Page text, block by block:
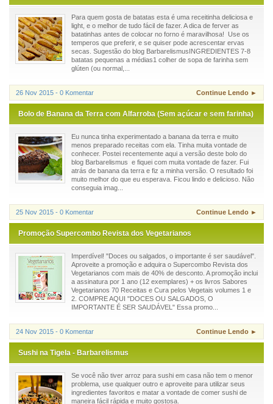
Para quem gosta de batatas esta é uma receitinha deliciosa e
light, e o melhor de tudo fácil de fazer. A dica de ferver as
batatinhas antes de colocar no forno é maravilhosa! Use os
temperos que preferir, e se quiser pode acrescentar ervas
secas. Sugestão do blog BarbarelismusINGREDIENTES 7-8
batatas pequenas a médias1 colher de sopa de farinha sem
glúten (ou normal,...
26 Nov 2015 - 0 Komentar Continue Lendo ►
Bolo de Banana da Terra com Alfarroba (Sem açúcar e sem farinha)
Eu nunca tinha experimentado a banana da terra e muito
menos preparado receitas com ela. Tinha muita vontade de
conhecer. Postei recentemente aqui a versão deste bolo do
blog Barbarelismus e fiquei com muita vontade de fazer. Fui
atrás de banana da terra e fiz a minha versão. O resultado foi
muito melhor do que eu esperava. Ficou lindo e delicioso. Não
conseguia imag...
25 Nov 2015 - 0 Komentar Continue Lendo ►
Promoção Supercombo Revista dos Vegetarianos
Imperdível! "Doces ou salgados, o importante é ser saudável".
Aproveite a promoção e adquira o Supercombo Revista dos
Vegetarianos com mais de 40% de desconto. A promoção inclui
a assinatura por 1 ano (12 exemplares) + os livros Sabores
Vegetarianos 70 Receitas e Cura pelos Vegetais volumes 1 e
2. COMPRE AQUI "DOCES OU SALGADOS, O
IMPORTANTE É SER SAUDÁVEL" Essa promo...
24 Nov 2015 - 0 Komentar Continue Lendo ►
Sushi na Tigela - Barbarelismus
Se você não tiver arroz para sushi em casa não tem o menor
problema, use qualquer outro e aproveite para utilizar seus
ingredientes favoritos e matar a vontade de comer sushi de
maneira fácil rápida e muito gostosa.